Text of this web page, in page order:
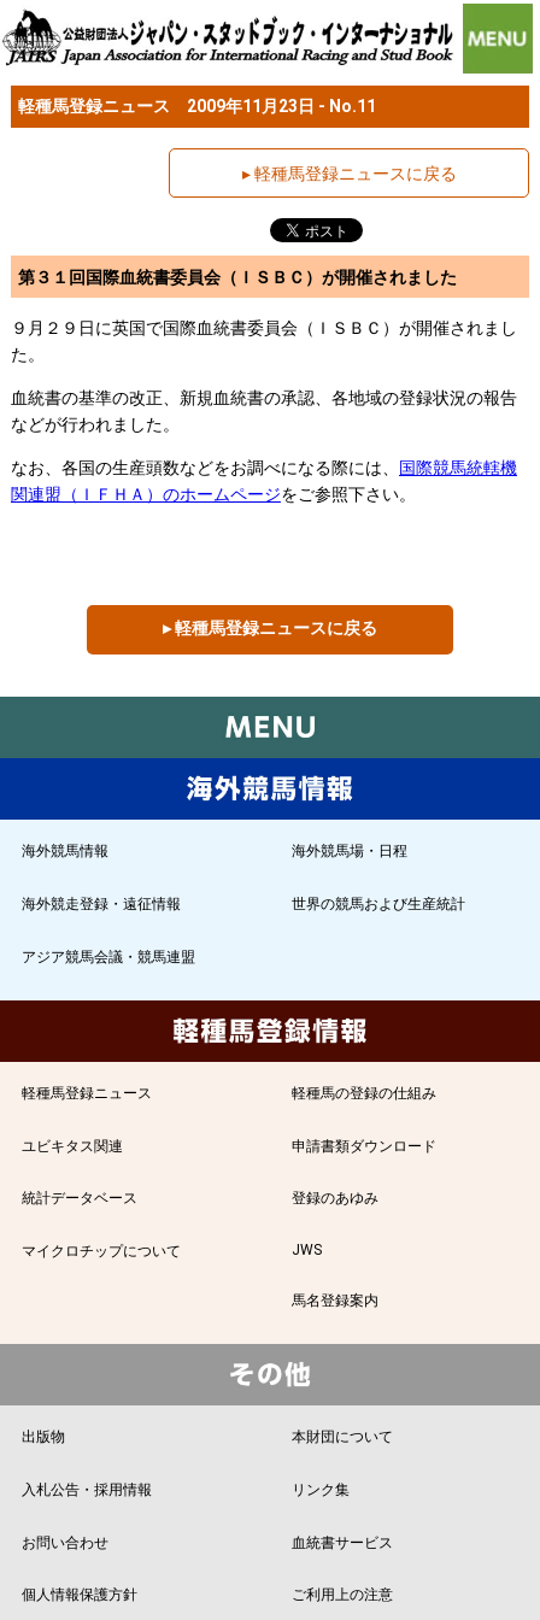
軽種馬登録ニュース 2009年11月23日 - No.11
▸ 軽種馬登録ニュースに戻る
第３１回国際血統書委員会（ＩＳＢＣ）が開催されました
９月２９日に英国で国際血統書委員会（ＩＳＢＣ）が開催されまし
た。
血統書の基準の改正、新規血統書の承認、各地域の登録状況の報告
などが行われました。
なお、各国の生産頭数などをお調べになる際には、 国際競馬統轄機
関連盟（ＩＦＨＡ）のホームページをご参照下さい。
▸ 軽種馬登録ニュースに戻る
海外競馬情報 海外競馬場・日程
海外競走登録・遠征情報 世界の競馬および生産統計
アジア競馬会議・競馬連盟
軽種馬登録ニュース 軽種馬の登録の仕組み
ユビキタス関連 申請書類ダウンロード
統計データベース 登録のあゆみ
マイクロチップについて JWS
馬名登録案内
出版物 本財団について
入札公告・採用情報 リンク集
お問い合わせ 血統書サービス
個人情報保護方針 ご利用上の注意